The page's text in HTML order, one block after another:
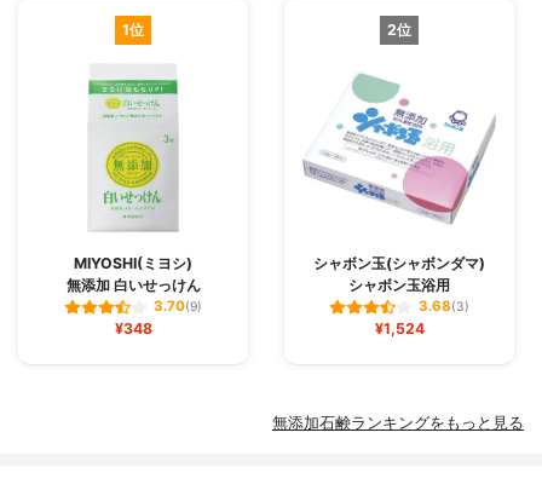
1位
MIYOSHI(ミヨシ)
無添加 白いせっけん
3.70(9)
¥348
2位
シャボン玉(シャボンダマ)
シャボン玉浴用
3.68(3)
¥1,524
無添加石鹸ランキングをもっと見る